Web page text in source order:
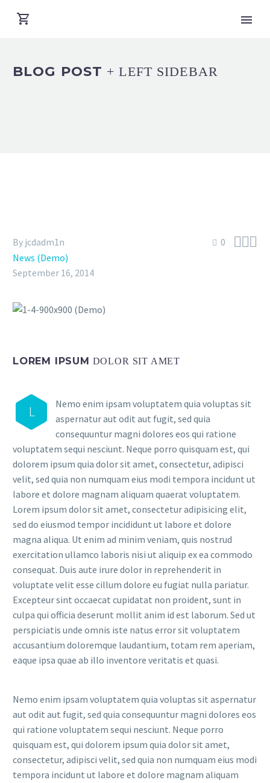
BLOG POST + LEFT SIDEBAR
0 
By jcdadm1n
News (Demo)
September 16, 2014
LOREM IPSUM DOLOR SIT AMET
L
Nemo enim ipsam voluptatem quia voluptas sit
aspernatur aut odit aut fugit, sed quia
consequuntur magni dolores eos qui ratione
voluptatem sequi nesciunt. Neque porro quisquam est, qui
dolorem ipsum quia dolor sit amet, consectetur, adipisci
velit, sed quia non numquam eius modi tempora incidunt ut
labore et dolore magnam aliquam quaerat voluptatem.
Lorem ipsum dolor sit amet, consectetur adipisicing elit,
sed do eiusmod tempor incididunt ut labore et dolore
magna aliqua. Ut enim ad minim veniam, quis nostrud
exercitation ullamco laboris nisi ut aliquip ex ea commodo
consequat. Duis aute irure dolor in reprehenderit in
voluptate velit esse cillum dolore eu fugiat nulla pariatur.
Excepteur sint occaecat cupidatat non proident, sunt in
culpa qui officia deserunt mollit anim id est laborum. Sed ut
perspiciatis unde omnis iste natus error sit voluptatem
accusantium doloremque laudantium, totam rem aperiam,
eaque ipsa quae ab illo inventore veritatis et quasi.
Nemo enim ipsam voluptatem quia voluptas sit aspernatur
aut odit aut fugit, sed quia consequuntur magni dolores eos
qui ratione voluptatem sequi nesciunt. Neque porro
quisquam est, qui dolorem ipsum quia dolor sit amet,
consectetur, adipisci velit, sed quia non numquam eius modi
tempora incidunt ut labore et dolore magnam aliquam